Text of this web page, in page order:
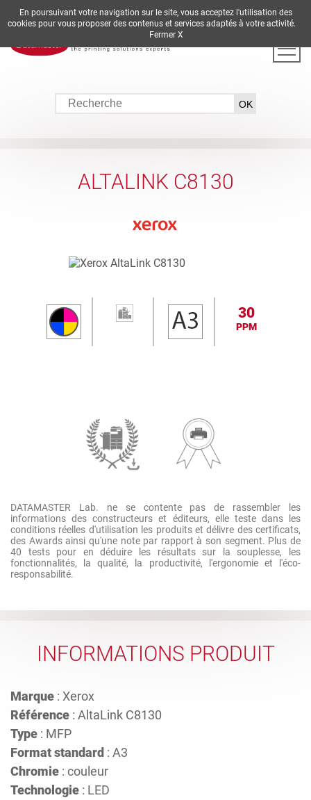
DE EN ES FR IT
ALTALINK C8130
30
PPM
DATAMASTER Lab. ne se contente pas de rassembler les
informations des constructeurs et éditeurs, elle teste dans les
conditions réelles d'utilisation les produits et délivre des certificats,
des Awards ainsi qu'une note par rapport à son segment. Plus de
40 tests pour en déduire les résultats sur la souplesse, les
fonctionnalités, la qualité, la productivité, l'ergonomie et l'éco-
responsabilité.
INFORMATIONS PRODUIT
Marque : Xerox
Référence : AltaLink C8130
Type : MFP
Format standard : A3
Chromie : couleur
Technologie : LED
En poursuivant votre navigation sur le site, vous acceptez l'utilisation des
cookies pour vous proposer des contenus et services adaptés à votre activité.
Fermer X